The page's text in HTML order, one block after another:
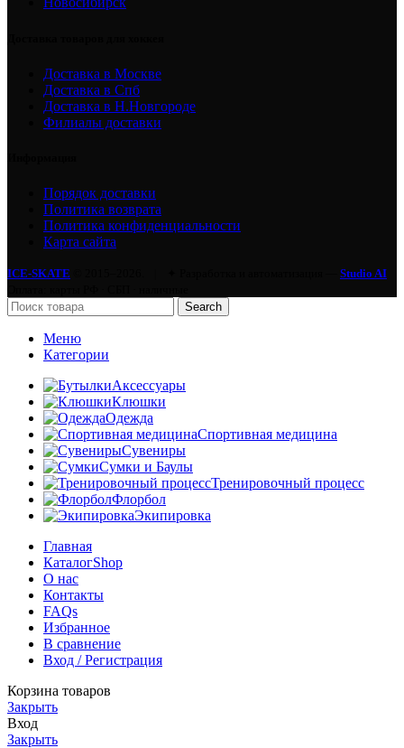
Доставка в Москве
Доставка в Спб
Доставка в Н.Новгороде
Филиалы доставки
Порядок доставки
Политика возврата
Политика конфиденциальности
Карта сайта
ICE-SKATE
Studio AI
Search
Меню
Категории
Аксессуары
Клюшки
Одежда
Спортивная медицина
Сувениры
Сумки и Баулы
Тренировочный процесс
Флорбол
Экипировка
Главная
КаталогShop
О нас
Контакты
FAQs
Избранное
В сравнение
Вход / Регистрация
Корзина товаров
Закрыть
Вход
Закрыть